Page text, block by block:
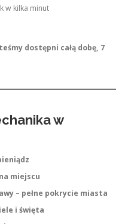
w kilka minut
dostępni całą dobę, 7
w
miejscu
– pełne pokrycie miasta
i święta